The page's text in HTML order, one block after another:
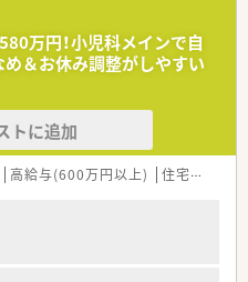
呼吸器内科・老年内科の診療を受け
験や入職後の状況に応じてお願い
なります。
がメインとなります。
万円！小児科メインで自
＆お休み調整がしやすい
トに追加
高給与(600万円以上) 住宅補助(手当)あり